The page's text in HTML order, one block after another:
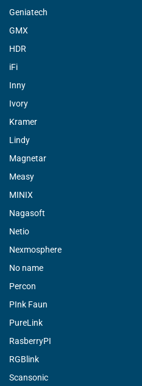
Geniatech
GMX
HDR
iFi
Inny
Ivory
Kramer
Lindy
Magnetar
Measy
MINIX
Nagasoft
Netio
Nexmosphere
No name
Percon
PInk Faun
PureLink
RasberryPI
RGBlink
Scansonic